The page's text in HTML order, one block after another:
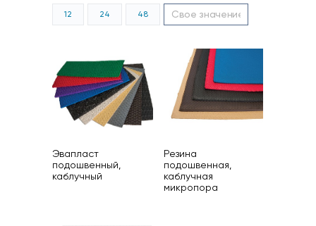
12 24 48
Эвапласт
подошвенный,
каблучный
Резина
подошвенная,
каблучная
микропора